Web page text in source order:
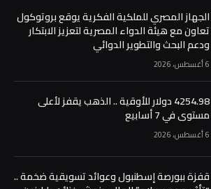
الجهاز المصري للملكية الفكرية يوقع بروتوكول
تعاون مع هيئة الدواء المصرية لتعزيز الابتكار
ودعم البحث والتطوير الدوائي
6 أغسطس، 2026
4254.98 دولار للأوقية .. الذهب يقفز لأعلى
مستوى في 7 أسابيع
6 أغسطس، 2026
قفزة ببورصة إسطنبول وعوائد تسويقية ضخمة ..